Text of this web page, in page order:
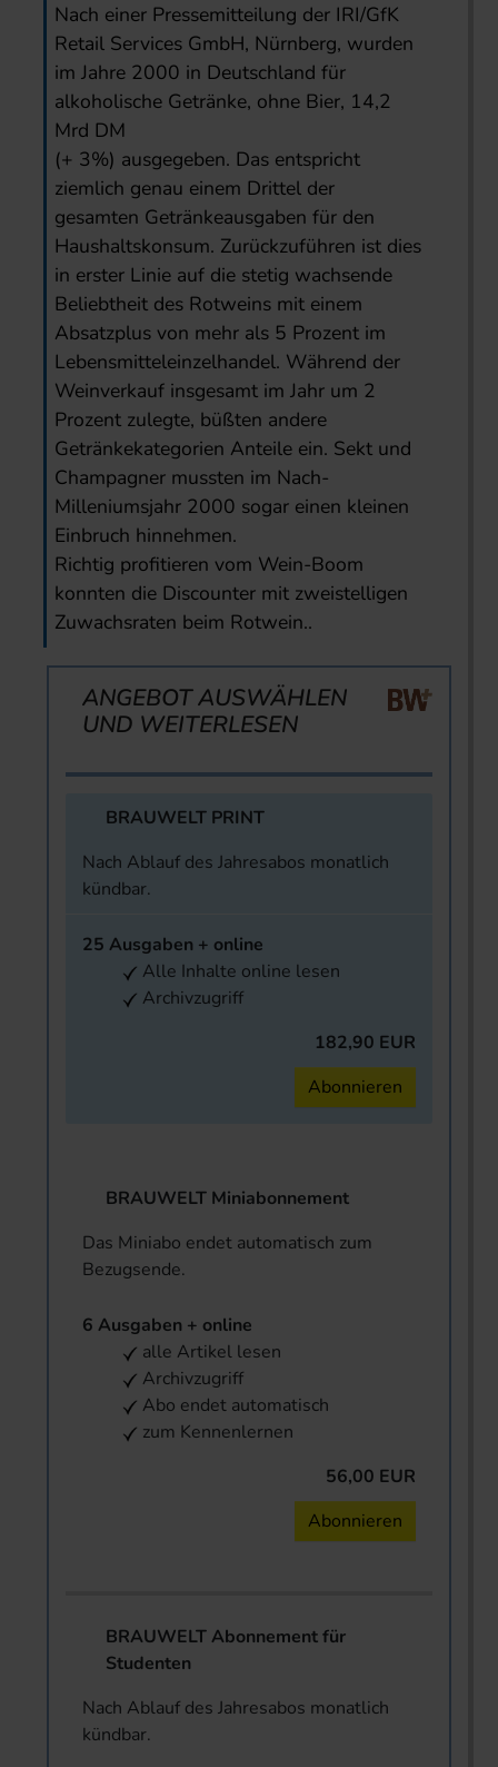
Nach einer Pressemitteilung der IRI/GfK
Retail Services GmbH, Nürnberg, wurden
im Jahre 2000 in Deutschland für
alkoholische Getränke, ohne Bier, 14,2
Mrd DM
(+ 3%) ausgegeben. Das entspricht
ziemlich genau einem Drittel der
gesamten Getränkeausgaben für den
Haushaltskonsum. Zurückzuführen ist dies
in erster Linie auf die stetig wachsende
Beliebtheit des Rotweins mit einem
Absatzplus von mehr als 5 Prozent im
Lebensmitteleinzelhandel. Während der
Weinverkauf insgesamt im Jahr um 2
Prozent zulegte, büßten andere
Getränkekategorien Anteile ein. Sekt und
Champagner mussten im Nach-
Milleniumsjahr 2000 sogar einen kleinen
Einbruch hinnehmen.
Richtig profitieren vom Wein-Boom
konnten die Discounter mit zweistelligen
Zuwachsraten beim Rotwein..
ANGEBOT AUSWÄHLEN
UND WEITERLESEN
BRAUWELT PRINT
Nach Ablauf des Jahresabos monatlich
kündbar.
25 Ausgaben + online
Alle Inhalte online lesen
Archivzugriff
182,90 EUR
Abonnieren
BRAUWELT Miniabonnement
Das Miniabo endet automatisch zum
Bezugsende.
6 Ausgaben + online
alle Artikel lesen
Archivzugriff
Abo endet automatisch
zum Kennenlernen
56,00 EUR
Abonnieren
BRAUWELT Abonnement für
Studenten
Nach Ablauf des Jahresabos monatlich
kündbar.